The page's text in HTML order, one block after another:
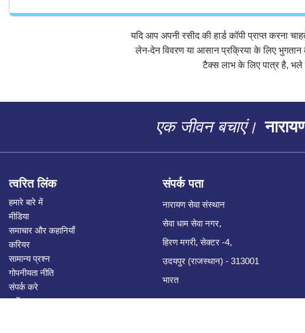
यदि आप अपनी रसीद की हार्ड कॉपी प्राप्त करना
लेन-देन विवरण या आसान प्रक्रिया के लिए
टैक्स लाभ के लिए पात्र है, भले
एक जीवन बचाएं।
त्वरित लिंक
हमारे बारे में
मीडिया
समाचार और कहानियाँ
करियर
सामान्य प्रश्न
गोपनीयता नीति
संपर्क करे
ब्लॉग
संपर्क पता
नारायण सेवा संस्थान
सेवा धाम सेवा नगर,
हिरण मगरी, सेक्टर -4,
उदयपुर (राजस्थान) - 313001
भारत